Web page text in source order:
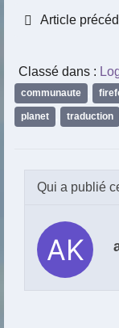
Article
Classé dans :
communaute
planet traduction